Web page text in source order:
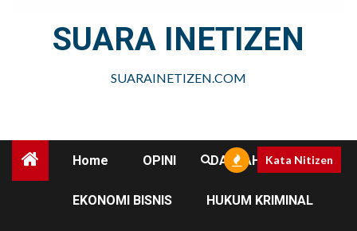
SUARA INETIZEN
SUARAINETIZEN.COM
Home OPINI DAERAH
EKONOMI BISNIS HUKUM KRIMINAL
Kata Nitizen